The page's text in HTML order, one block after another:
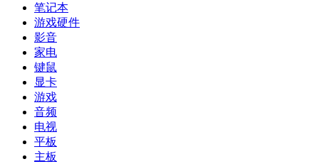
笔记本
游戏硬件
影音
家电
键鼠
显卡
游戏
音频
电视
平板
主板